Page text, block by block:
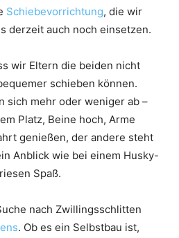
Schiebevorrichtung, die wir
derzeit auch noch einsetzen.
wir Eltern die beiden nicht
schieben können.
sich mehr oder weniger ab –
Platz, Beine hoch, Arme
genießen, der andere steht
Anblick wie bei einem Husky-
Spaß.
nach Zwillingsschlitten
. Ob es ein Selbstbau ist,